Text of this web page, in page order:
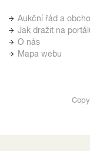
Aukční řád a
Jak dražit na
O nás
Mapa webu